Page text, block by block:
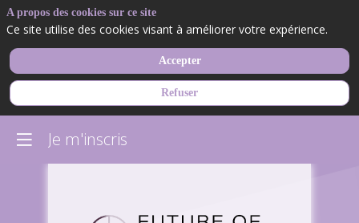
Je m'inscris
A propos des cookies sur ce site
Ce site utilise des cookies visant à améliorer votre expérience.
Accepter
Refuser